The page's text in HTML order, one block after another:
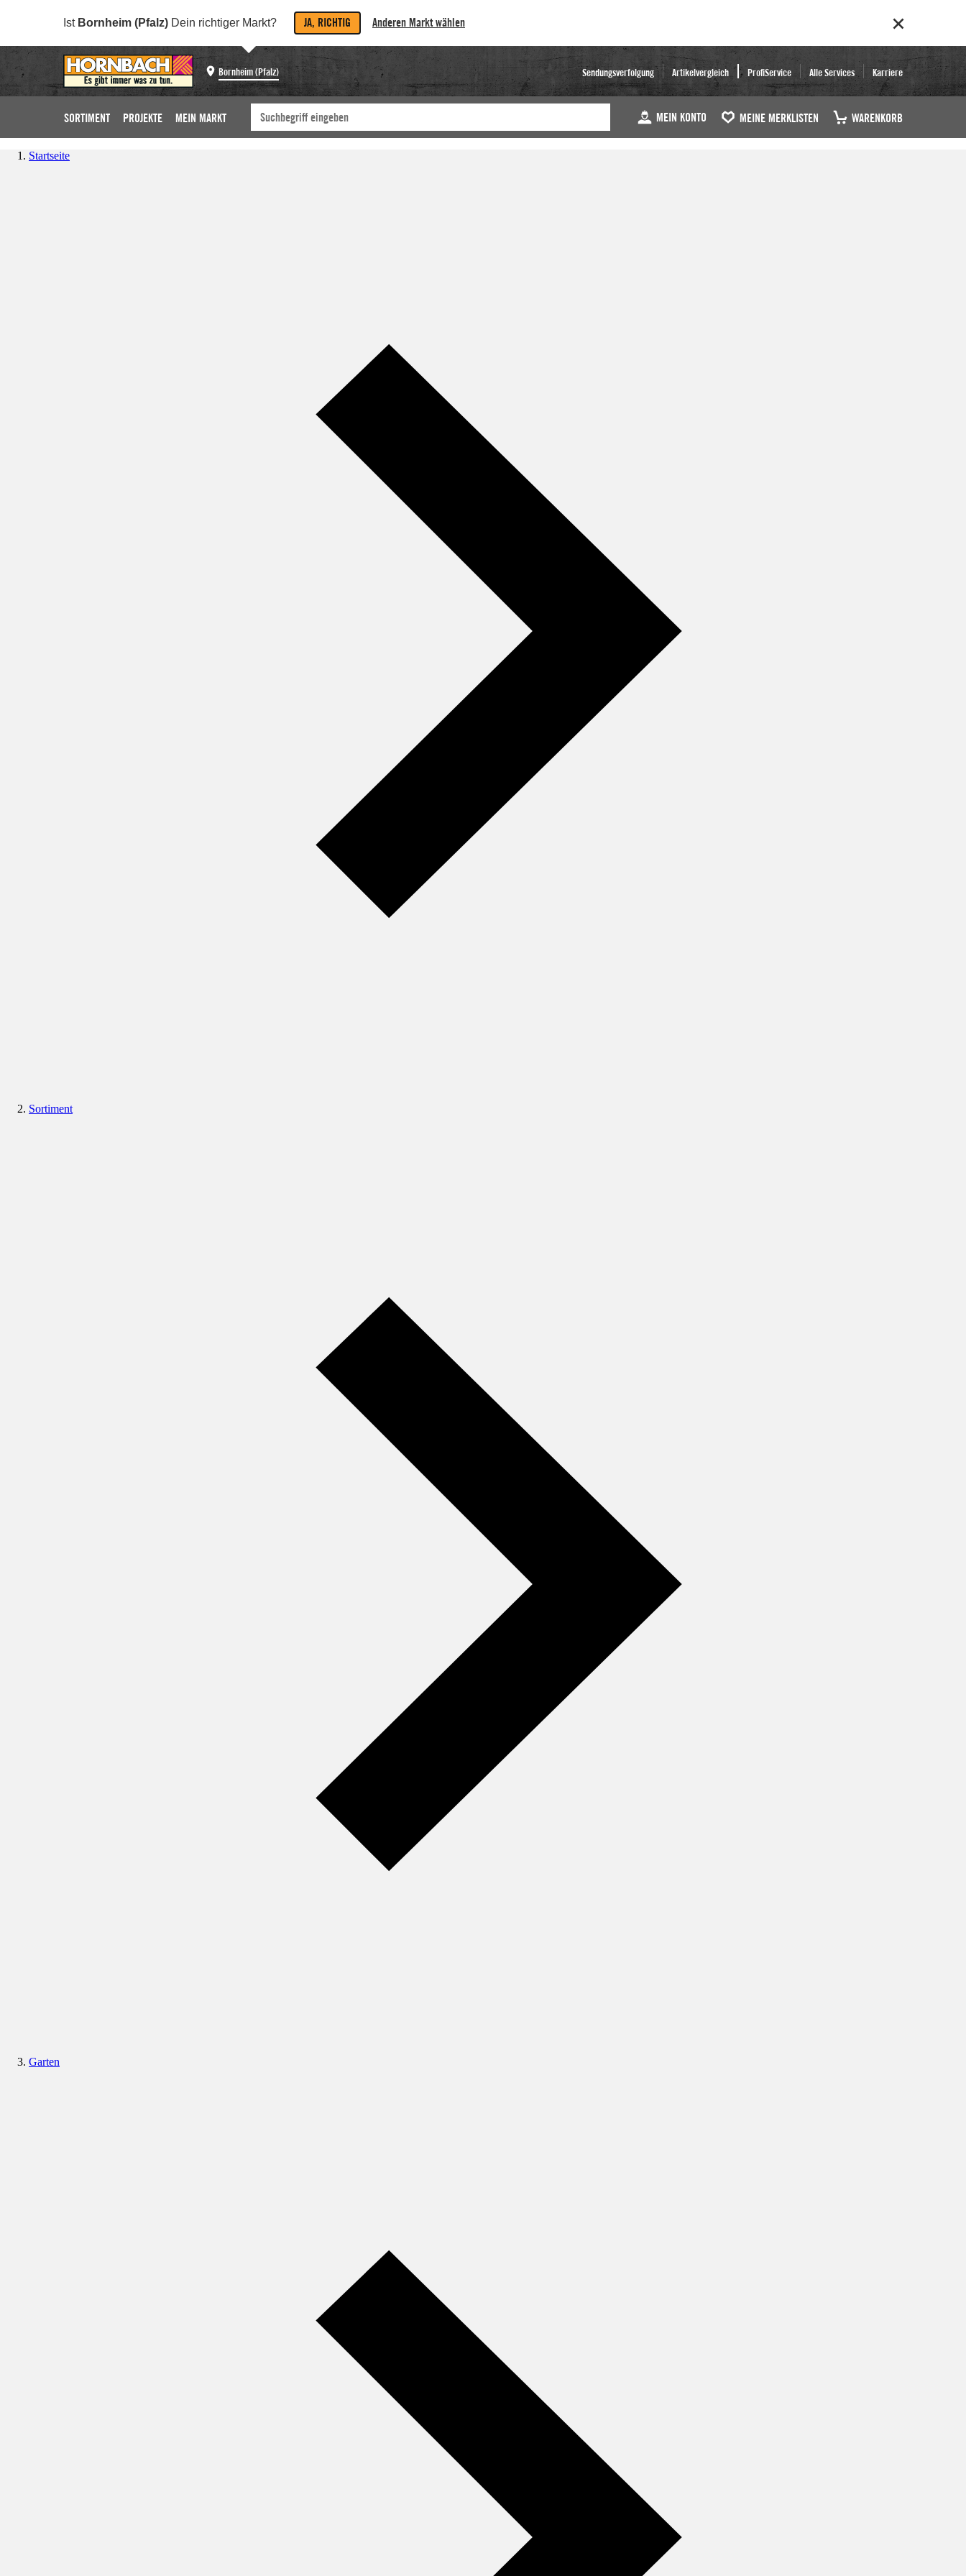
Ist Bornheim (Pfalz) Dein richtiger Markt? JA, RICHTIG Anderen Markt wählen
Bornheim (Pfalz) Sendungsverfolgung Artikelvergleich ProfiService Alle Services Karriere
SORTIMENT PROJEKTE MEIN MARKT MEIN KONTO MEINE MERKLISTEN WARENKORB
Startseite
Sortiment
Garten